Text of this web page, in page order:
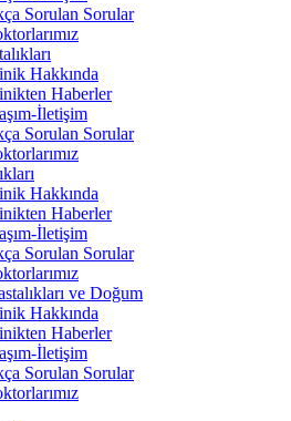
Sorulan Sorular
Hakkında
Haberler
İletişim
Sorulan Sorular
Hakkında
Haberler
İletişim
Sorulan Sorular
ve Doğum
Hakkında
Haberler
İletişim
Sorulan Sorular